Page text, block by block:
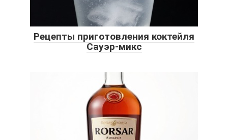
Рецепты приготовления коктейля
Сауэр-микс